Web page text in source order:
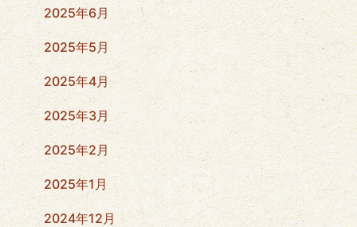
2025年6月
2025年5月
2025年4月
2025年3月
2025年2月
2025年1月
2024年12月